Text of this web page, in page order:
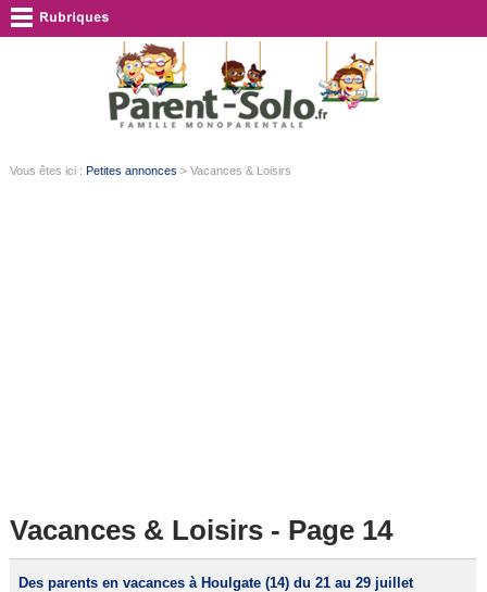
Vous êtes ici : Petites annonces > Vacances & Loisirs
Vacances & Loisirs - Page 14
Des parents en vacances à Houlgate (14) du 21 au 29 juillet